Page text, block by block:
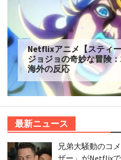
Netflixアニメ【スティ
ジョジョの奇妙な冒険
海外の反応
最新ニュース
兄弟大騒動のコ
ザー」がNetflix